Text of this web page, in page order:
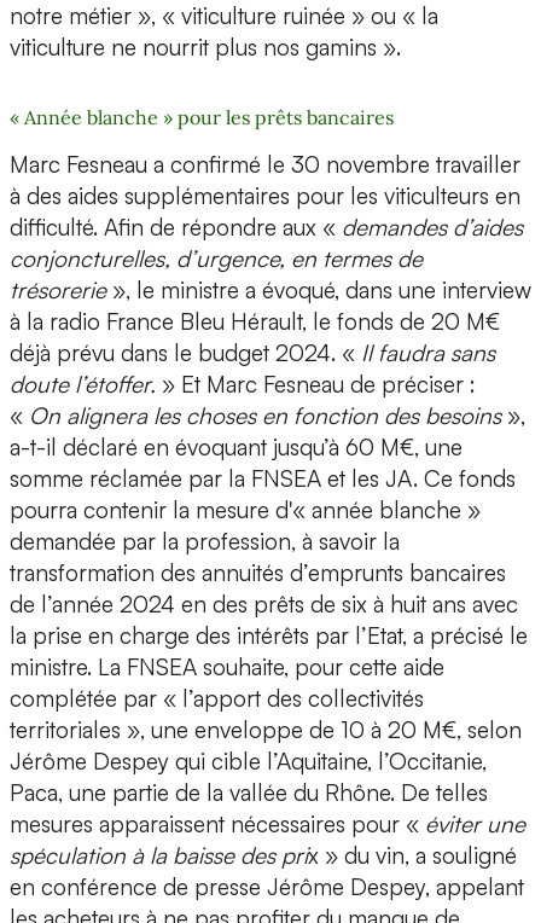
notre métier », « viticulture ruinée » ou « la
viticulture ne nourrit plus nos gamins ».
« Année blanche » pour les prêts bancaires
Marc Fesneau a confirmé le 30 novembre travailler
à des aides supplémentaires pour les viticulteurs en
difficulté. Afin de répondre aux « demandes d’aides
conjoncturelles, d’urgence, en termes de
trésorerie », le ministre a évoqué, dans une interview
à la radio France Bleu Hérault, le fonds de 20 M€
déjà prévu dans le budget 2024. « Il faudra sans
doute l’étoffer. » Et Marc Fesneau de préciser :
« On alignera les choses en fonction des besoins»,
a-t-il déclaré en évoquant jusqu’à 60 M€, une
somme réclamée par la FNSEA et les JA. Ce fonds
pourra contenir la mesure d'« année blanche »
demandée par la profession, à savoir la
transformation des annuités d’emprunts bancaires
de l’année 2024 en des prêts de six à huit ans avec
la prise en charge des intérêts par l’Etat, a précisé le
ministre. La FNSEA souhaite, pour cette aide
complétée par « l’apport des collectivités
territoriales », une enveloppe de 10 à 20 M€, selon
Jérôme Despey qui cible l’Aquitaine, l’Occitanie,
Paca, une partie de la vallée du Rhône. De telles
mesures apparaissent nécessaires pour « éviter une
spéculation à la baisse des prix » du vin, a souligné
en conférence de presse Jérôme Despey, appelant